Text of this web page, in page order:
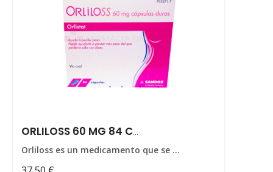
ORLILOSS 60 MG 84 CAPS
Orliloss es un medicamento que se utiliza para ayudar a perder peso en personas que padecen obesidad.